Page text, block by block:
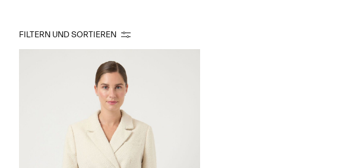
FILTERN UND SORTIEREN